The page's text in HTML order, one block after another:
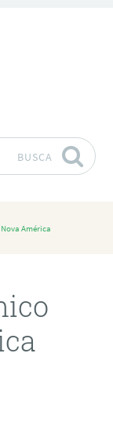
BUSCA
América